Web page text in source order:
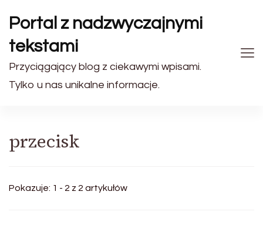
Portal z nadzwyczajnymi
tekstami
Przyciągający blog z ciekawymi wpisami.
Tylko u nas unikalne informacje.
przecisk
Pokazuje: 1 - 2 z 2 artykułów